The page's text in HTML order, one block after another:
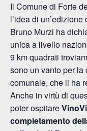
Il Comune di Forte
l’idea di
Bruno Murzi ha
unica a livello
9 km quadrati
sono un vanto per la
comunale, che li ha
Anche in virtù di
poter ospitare
completamento